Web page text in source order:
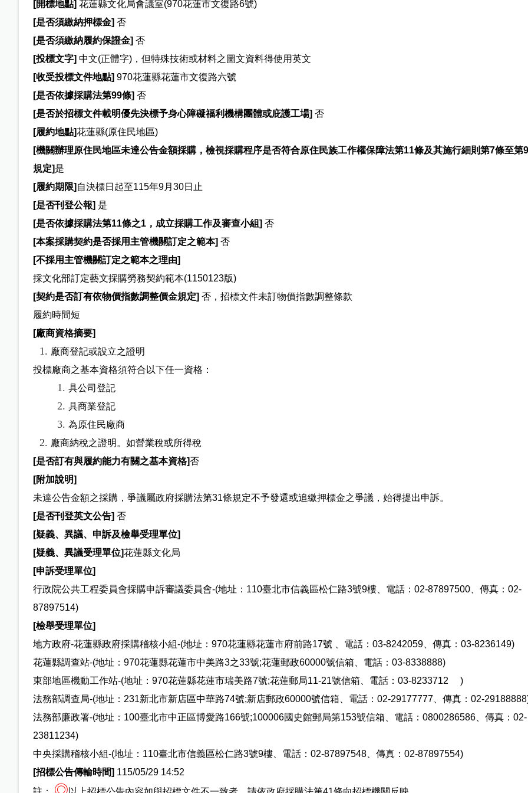
[開標地點] 花蓮縣文化局會議室(970花蓮市文復路6號)
[是否須繳納押標金] 否
[是否須繳納履約保證金] 否
[投標文字] 中文(正體字)，但特殊技術或材料之圖文資料得使用英文
[收受投標文件地點] 970花蓮縣花蓮市文復路六號
[是否依據採購法第99條] 否
[是否於招標文件載明優先決標予身心障礙福利機構團體或庇護工場] 否
[履約地點]花蓮縣(原住民地區)
[機關辦理原住民地區未達公告金額採購，檢視採購程序是否符合原住民族工作權保障法第11條及其施行細則第7條至第
規定]是
[履約期限] 自決標日起至115年9月30日止
[是否刊登公報] 是
[是否依據採購法第11條之1，成立採購工作及審查小組] 否
[本案採購契約是否採用主管機關訂定之範本] 否
[不採用主管機關訂定之範本之理由]
採文化部訂定藝文採購勞務契約範本(1150123版)
[契約是否訂有依物價指數調整價金規定] 否，招標文件未訂物價指數調整條款
履約時間短
[廠商資格摘要]
廠商登記或設立之證明
投標廠商之基本資格須符合以下任一資格：
具公司登記
具商業登記
為原住民廠商
廠商納稅之證明。如營業稅或所得稅
[是否訂有與履約能力有關之基本資格]否
[附加說明]
未達公告金額之採購，爭議屬政府採購法第31條規定不予發還或追繳押標金之爭議，始得提出申訴。
[是否刊登英文公告] 否
[疑義、異議、申訴及檢舉受理單位]
[疑義、異議受理單位]花蓮縣文化局
[申訴受理單位]
行政院公共工程委員會採購申訴審議委員會-(地址：110臺北市信義區松仁路3號9樓、電話：02-87897500、傳真：02-
87897514)
[檢舉受理單位]
地方政府-花蓮縣政府採購稽核小組-(地址：970花蓮縣花蓮市府前路17號 、電話：03-8242059、傳真：03-8236149)
花蓮縣調查站-(地址：970花蓮縣花蓮市中美路3之33號;花蓮郵政60000號信箱、電話：03-8338888)
東部地區機動工作站-(地址：970花蓮縣花蓮市瑞美路7號;花蓮郵局11-21號信箱、電話：03-8233712 )
法務部調查局-(地址：231新北市新店區中華路74號;新店郵政60000號信箱、電話：02-29177777、傳真：02-
法務部廉政署-(地址：100臺北市中正區博愛路166號;100006國史館郵局第153號信箱、電話：0800286586、傳真：02-
23811234)
中央採購稽核小組-(地址：110臺北市信義區松仁路3號9樓、電話：02-87897548、傳真：02-87897554)
[招標公告傳輸時間] 115/05/29 14:52
◎